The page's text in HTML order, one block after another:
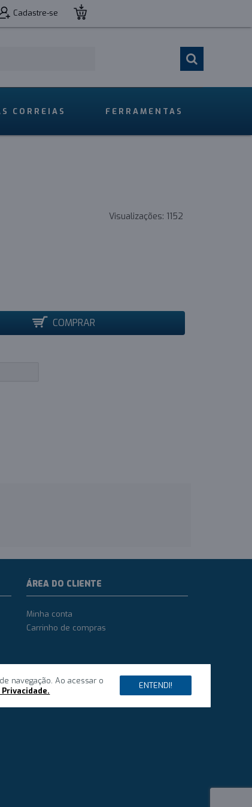
Cadastre-se
CORREIAS FERRAMENTAS
Visualizações: 1152
COMPRAR
navegação. Ao acessar o
ENTENDI!
ÁREA DO CLIENTE
Minha conta
Carrinho de compras